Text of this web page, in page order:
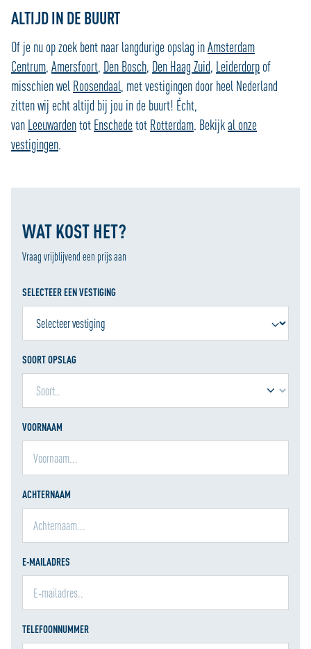
ALTIJD IN DE BUURT
Of je nu op zoek bent naar langdurige opslag inAmsterdam
Centrum, Amersfoort, Den Bosch, Den Haag Zuid, Leiderdorpof
misschien wel Roosendaal, met vestigingen door heel Nederland
zitten wij echt altijd bij jou in de buurt! Écht,
van Leeuwardentot Enschedetot Rotterdam. Bekijkal onze
vestigingen.
WAT KOST HET?
Vraag vrijblijvend een prijs aan
SELECTEER EEN VESTIGING
SOORT OPSLAG
VOORNAAM
ACHTERNAAM
E-MAILADRES
TELEFOONNUMMER